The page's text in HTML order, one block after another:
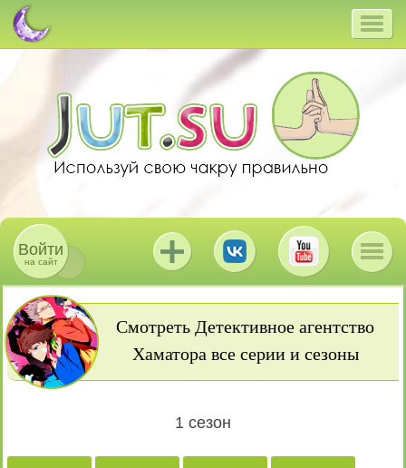
Войти
на сайт
Смотреть Детективное агентство
Хаматора все серии и сезоны
1 сезон